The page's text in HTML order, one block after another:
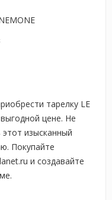
тарелку LE
цене. Не
изысканный
Покупайте
и создавайте